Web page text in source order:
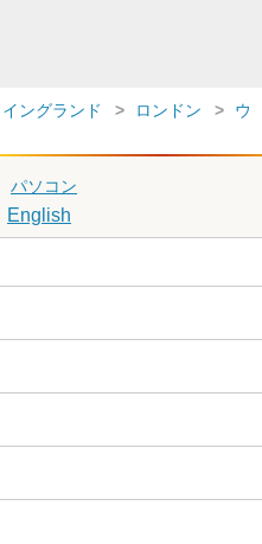
イングランド ロンドン
ウ
パソコン
English